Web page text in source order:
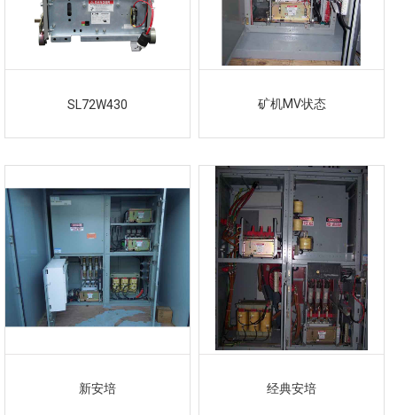
SL72W430 矿机MV状态
新安培 经典安培